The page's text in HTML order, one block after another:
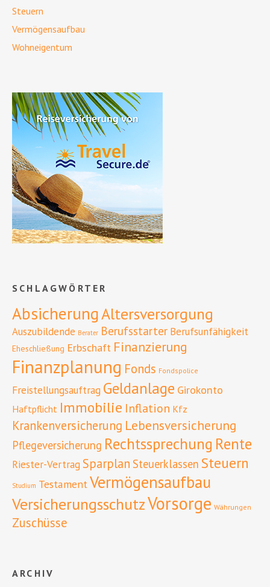
Steuern
Vermögensaufbau
Wohneigentum
SCHLAGWÖRTER
AbsicherungAltersversorgung
Auszubildende Berater Berufsstarter Berufsunfähigkeit
Eheschließung Erbschaft Finanzierung
Finanzplanung Fonds Fondspolice
Freistellungsauftrag Geldanlage Girokonto
Haftpflicht Immobilie Inflation Kfz
Krankenversicherung Lebensversicherung
Pflegeversicherung Rechtssprechung Rente
Riester-Vertrag Sparplan Steuerklassen Steuern
Studium TestamentVermögensaufbau
VersicherungsschutzVorsorge Währungen
Zuschüsse
ARCHIV